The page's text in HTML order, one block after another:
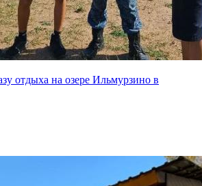
отдыха на озере Ильмурзино в